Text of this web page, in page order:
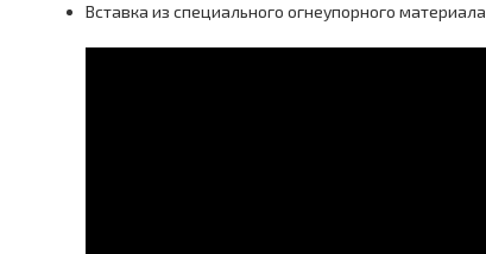
Вставка из специального огнеупорного материала